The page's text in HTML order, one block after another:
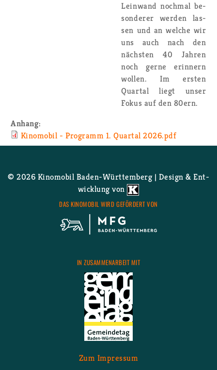
Lein­wand noch­mal be­
son­de­rer wer­den las­
sen und an wel­che wir
uns auch nach den
nächs­ten 40 Jah­ren
noch gerne er­in­nern
wol­len. Im ers­ten
Quar­tal liegt unser
Fokus auf den 80ern.
An­hang:
Ki­no­mo­bil - Pro­gramm 1. Quar­tal 2026.​pdf
© 2026 Ki­no­mo­bil Ba­den-Würt­tem­berg | De­sign & Ent­
wick­lung von
DAS KI­NO­MO­BIL WIRD GE­FÖR­DERT VON
IN ZU­SAM­MEN­AR­BEIT MIT
Zum Im­pres­sum